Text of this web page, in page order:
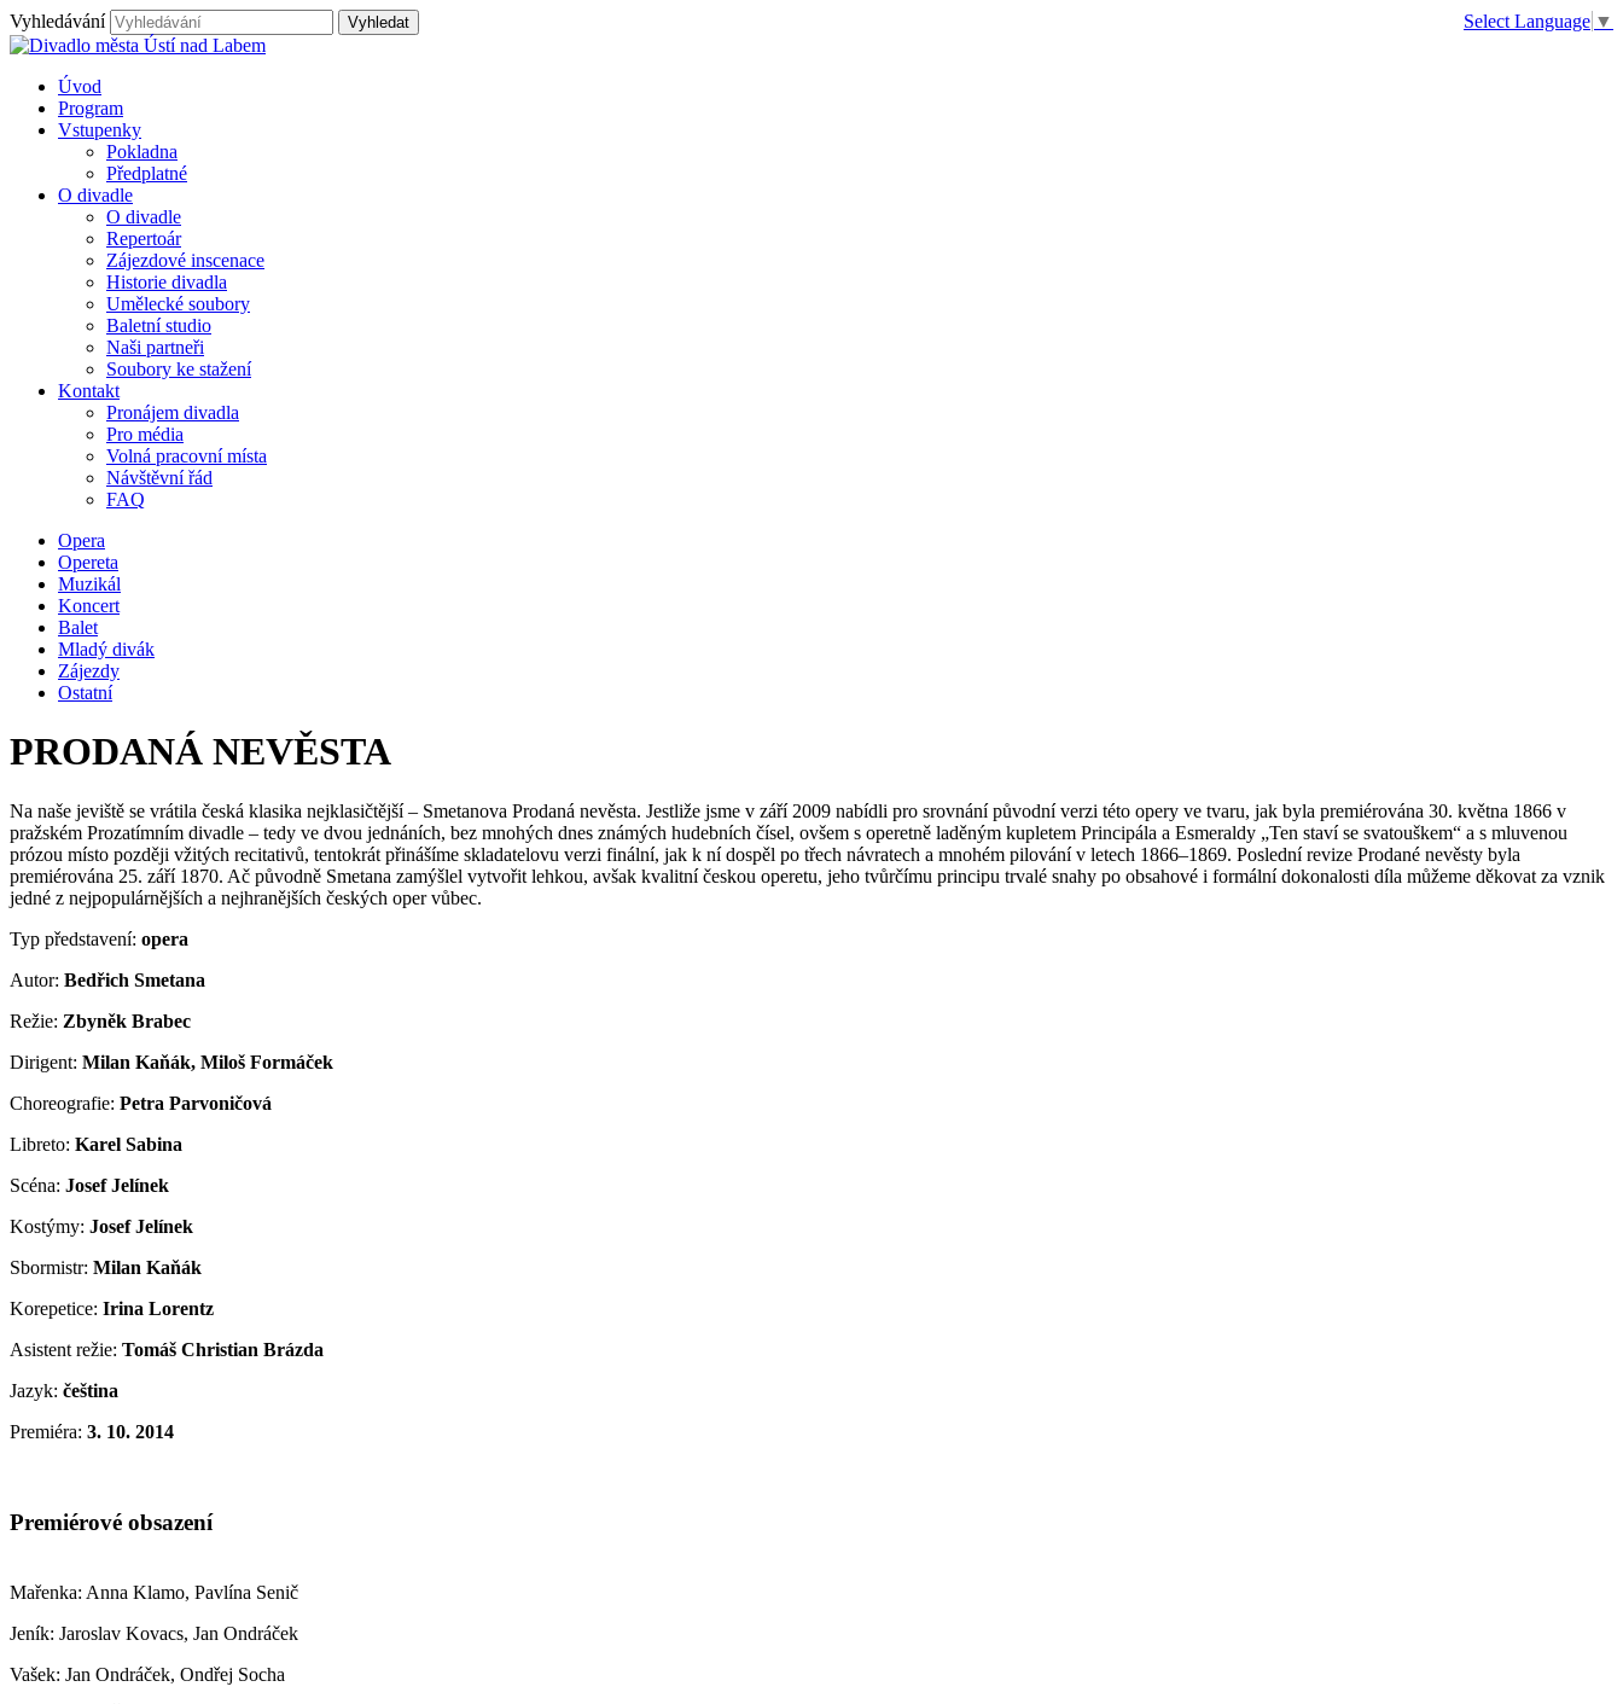
Vyhledávání
Úvod
Program
Vstupenky
Pokladna
Předplatné
O divadle
O divadle
Repertoár
Zájezdové inscenace
Historie divadla
Umělecké soubory
Baletní studio
Naši partneři
Soubory ke stažení
Kontakt
Pronájem divadla
Pro média
Volná pracovní místa
Návštěvní řád
FAQ
Select Language ▼
Opera
Opereta
Muzikál
Koncert
Balet
Mladý divák
Zájezdy
Ostatní
PRODANÁ NEVĚSTA
Na naše jeviště se vrátila česká klasika nejklasičtější – Smetanova Prodaná nevěsta. Jestliže jsme v září 2009 nabídli pro srovnání původní verzi této opery ve tvaru, jak byla premiérována 30. května 1866 v
pražském Prozatímním divadle – tedy ve dvou jednáních, bez mnohých dnes známých hudebních čísel, ovšem s operetně laděným kupletem Principála a Esmeraldy „Ten staví se svatouškem“ a s mluvenou
prózou místo později vžitých recitativů, tentokrát přinášíme skladatelovu verzi finální, jak k ní dospěl po třech návratech a mnohém pilování v letech 1866–1869. Poslední revize Prodané nevěsty byla
premiérována 25. září 1870. Ač původně Smetana zamýšlel vytvořit lehkou, avšak kvalitní českou operetu, jeho tvůrčímu principu trvalé snahy po obsahové i formální dokonalosti díla můžeme děkovat za vznik
jedné z nejpopulárnějších a nejhranějších českých oper vůbec.
Typ představení: opera
Autor: Bedřich Smetana
Režie: Zbyněk Brabec
Dirigent: Milan Kaňák, Miloš Formáček
Choreografie: Petra Parvoničová
Libreto: Karel Sabina
Scéna: Josef Jelínek
Kostýmy: Josef Jelínek
Sbormistr: Milan Kaňák
Korepetice: Irina Lorentz
Asistent režie: Tomáš Christian Brázda
Jazyk: čeština
Premiéra: 3. 10. 2014
Premiérové obsazení
Mařenka: Anna Klamo, Pavlína Senič
Jeník: Jaroslav Kovacs, Jan Ondráček
Vašek: Jan Ondráček, Ondřej Socha